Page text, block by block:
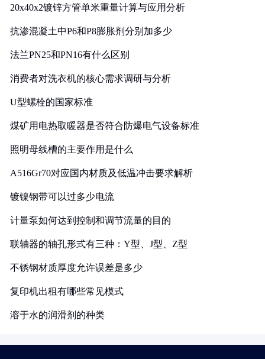
20x40x2镀锌方管单米重量计算与应用分析
抗渗混凝土中P6和P8膨胀剂分别加多少
法兰PN25和PN16有什么区别
消费者对洗衣机的核心需求调研与分析
U型螺栓的国家标准
煤矿用电热取暖器是否符合防爆电气设备标准
照明母线槽的主要作用是什么
A516Gr70对应国内材质及低温冲击要求解析
镀镍钢带可以过多少电流
计量泵如何达到控制和调节流量的目的
联轴器的轴孔形式有三种：Y型、J型、Z型
不锈钢材质厚度允许误差是多少
复印机出租有哪些常见模式
溶于水的润滑剂的种类